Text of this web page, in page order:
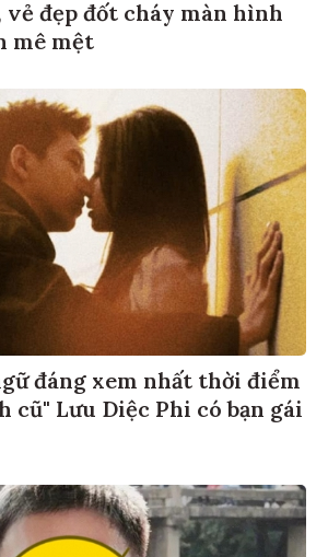
đẹp đốt cháy màn hình
mê mệt
đáng xem nhất thời điểm
cũ" Lưu Diệc Phi có bạn gái